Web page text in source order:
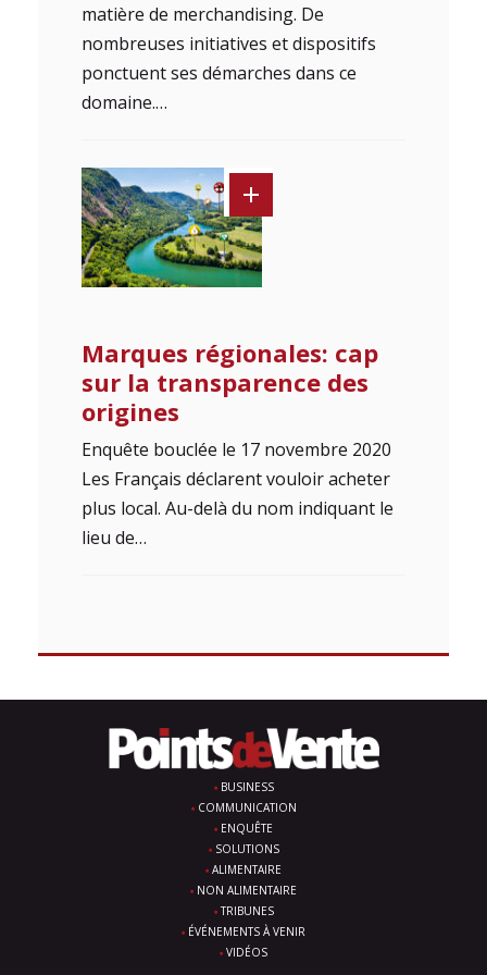
matière de merchandising. De
nombreuses initiatives et dispositifs
ponctuent ses démarches dans ce
domaine.…
Marques régionales: cap
sur la transparence des
origines
Enquête bouclée le 17 novembre 2020
Les Français déclarent vouloir acheter
plus local. Au-delà du nom indiquant le
lieu de…
BUSINESS
COMMUNICATION
ENQUÊTE
SOLUTIONS
ALIMENTAIRE
NON ALIMENTAIRE
TRIBUNES
ÉVÉNEMENTS À VENIR
VIDÉOS